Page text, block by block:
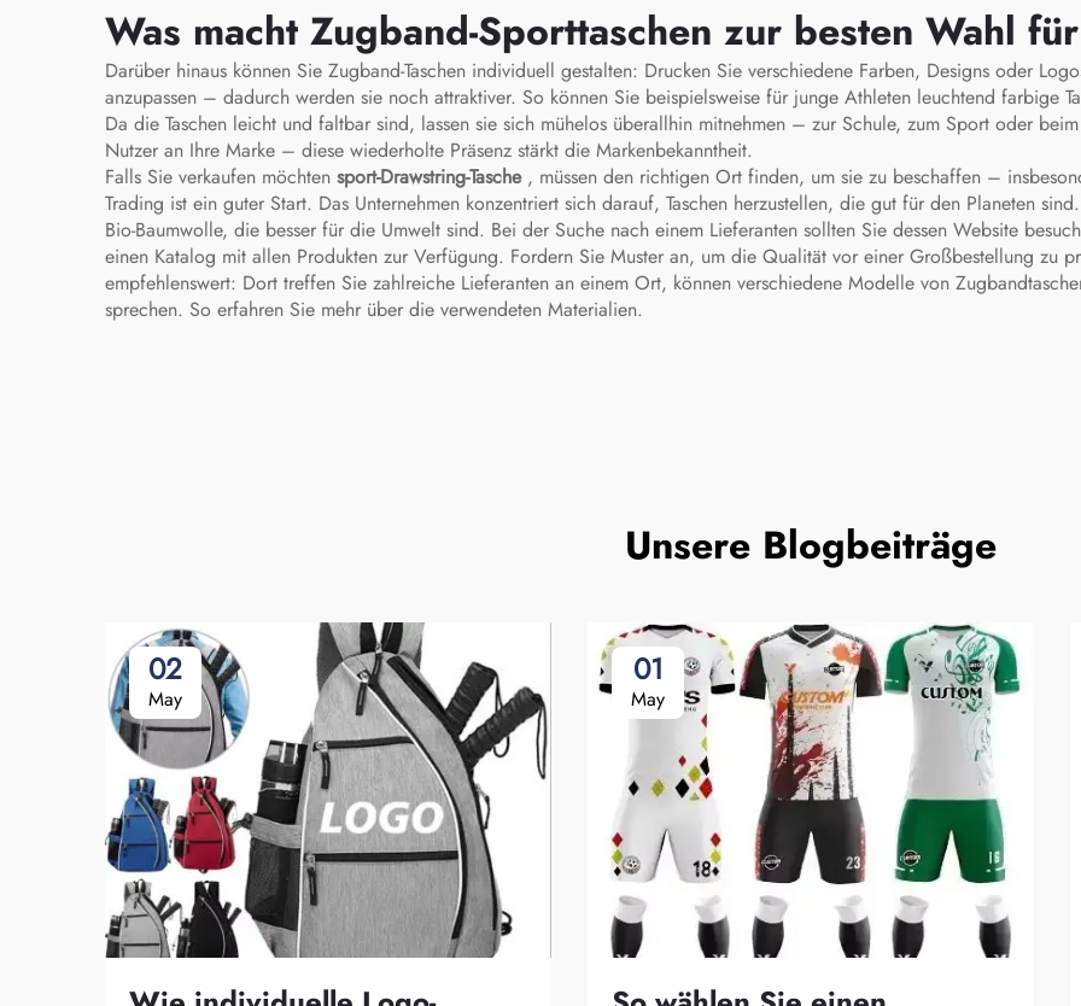
Schuh-Tasche
Was macht Zugband-Sporttaschen zur besten Wahl
Darüber hinaus können Sie Zugband-Taschen individuell gestalten: Drucken Sie verschiedene Farben, Designs oder
anzupassen – dadurch werden sie noch attraktiver. So können Sie beispielsweise für junge Athleten leuchtend farbige
Da die Taschen leicht und faltbar sind, lassen sie sich mühelos überallhin mitnehmen – zur Schule, zum Sport oder
Nutzer an Ihre Marke – diese wiederholte Präsenz stärkt die Markenbekanntheit.
Falls Sie verkaufen möchten sport-Drawstring-Tasche , müssen den richtigen Ort finden, um sie zu beschaffen –
Trading ist ein guter Start. Das Unternehmen konzentriert sich darauf, Taschen herzustellen, die gut für den Planeten
Bio-Baumwolle, die besser für die Umwelt sind. Bei der Suche nach einem Lieferanten sollten Sie dessen Website
einen Katalog mit allen Produkten zur Verfügung. Fordern Sie Muster an, um die Qualität vor einer Großbestellung zu
empfehlenswert: Dort treffen Sie zahlreiche Lieferanten an einem Ort, können verschiedene Modelle von
sprechen. So erfahren Sie mehr über die verwendeten Materialien.
Unsere Blogbeiträge
02
May
01
May